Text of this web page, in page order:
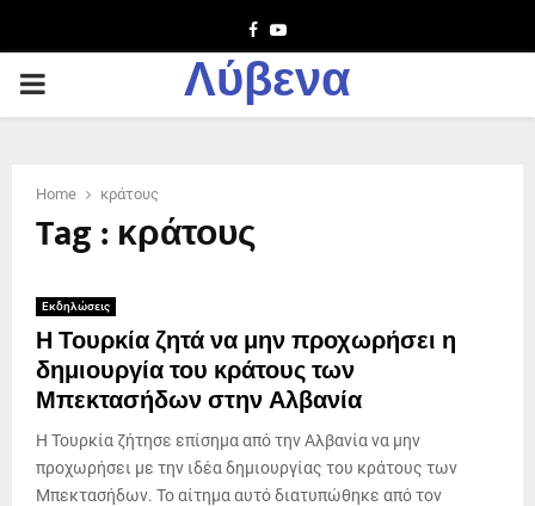
Facebook
Youtube
PRIMARY
Λύβενα
Home κράτους
Tag : κράτους
Εκδηλώσεις
Η Τουρκία ζητά να μην προχωρήσει η
δημιουργία του κράτους των
Μπεκτασήδων στην Αλβανία
Η Τουρκία ζήτησε επίσημα από την Αλβανία να μην
προχωρήσει με την ιδέα δημιουργίας του κράτους των
Μπεκτασήδων. Το αίτημα αυτό διατυπώθηκε από τον